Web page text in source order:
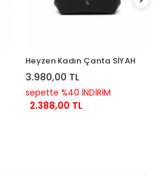
Heyzen Kadın Çanta SİYAH
3.980,00 TL
sepette %40 İNDİRİM
2.388,00 TL